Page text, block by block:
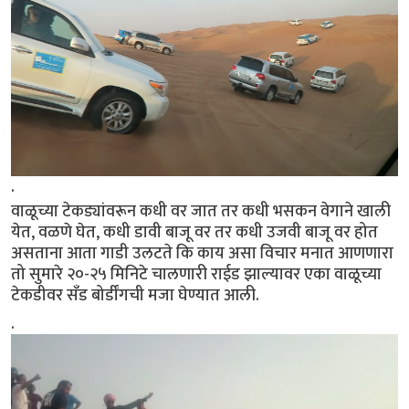
.
वाळूच्या टेकड्यांवरून कधी वर जात तर कधी भसकन वेगाने खाली
येत, वळणे घेत, कधी डावी बाजू वर तर कधी उजवी बाजू वर होत
असताना आता गाडी उलटते कि काय असा विचार मनात आणणारा
तो सुमारे २०-२५ मिनिटे चालणारी राईड झाल्यावर एका वाळूच्या
टेकडीवर सॅंड बोर्डींगची मजा घेण्यात आली.
.